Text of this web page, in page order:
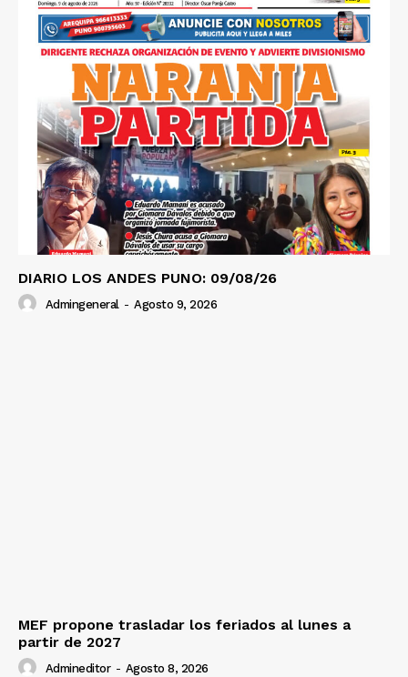
DIARIO LOS ANDES PUNO: 09/08/26
Admingeneral - Agosto 9, 2026
MEF propone trasladar los feriados al lunes a
partir de 2027
Admineditor - Agosto 8, 2026